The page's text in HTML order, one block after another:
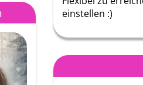
einstellen :)